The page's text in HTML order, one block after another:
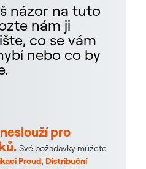
názor na tuto
nám ji
co se vám
nebo co by
pro
Své požadavky můžete
Proud, Distribuční